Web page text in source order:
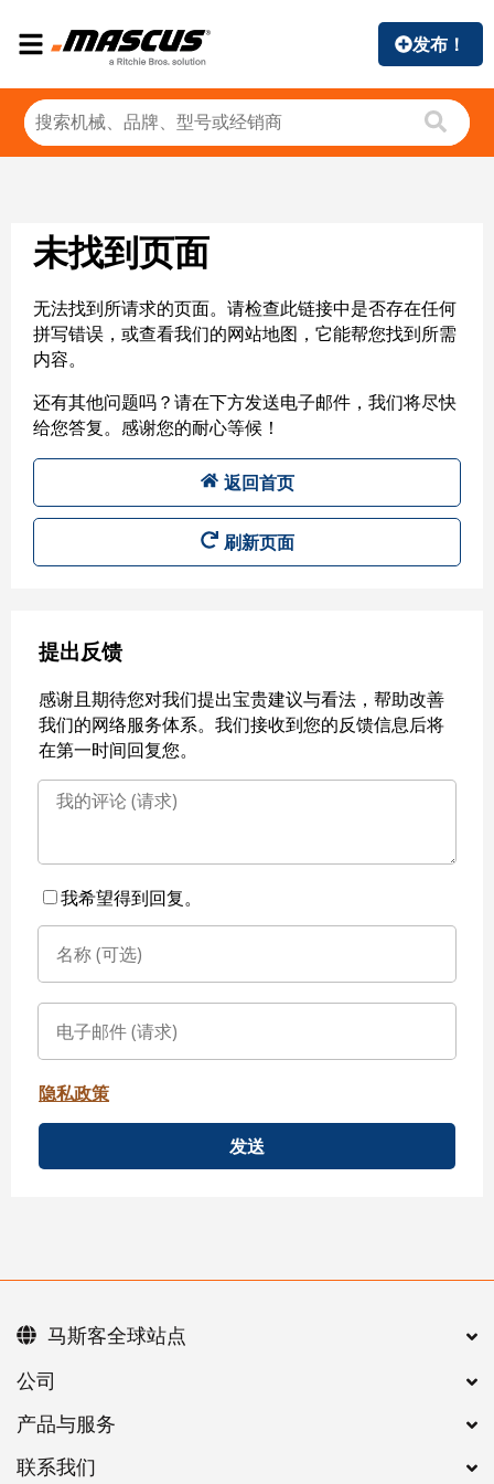
发布！
未找到页面
无法找到所请求的页面。请检查此链接中是否存在任何
拼写错误，或查看我们的网站地图，它能帮您找到所需
内容。
还有其他问题吗？请在下方发送电子邮件，我们将尽快
给您答复。感谢您的耐心等候！
返回首页
刷新页面
提出反馈
感谢且期待您对我们提出宝贵建议与看法，帮助改善
我们的网络服务体系。我们接收到您的反馈信息后将
在第一时间回复您。
我希望得到回复。
隐私政策
发送
公司
产品与服务
联系我们
马斯客全球站点